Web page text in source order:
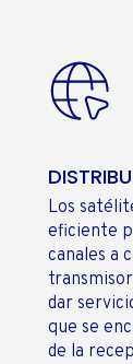
Los
eficiente
canales a
dar
que se
de la